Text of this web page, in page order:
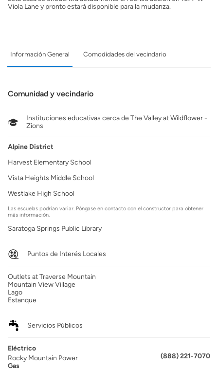
Viola Lane y pronto estará disponible para la mudanza.
Información General Comodidades del vecindario
Comunidad y vecindario
Instituciones educativas cerca de The Valley at Wildflower -
Zions
Alpine District
Harvest Elementary School
Vista Heights Middle School
Westlake High School
Las escuelas podrían variar. Póngase en contacto con el constructor para obtener
más información.
Saratoga Springs Public Library
Puntos de Interés Locales
Outlets at Traverse Mountain
Mountain View Village
Lago
Estanque
Servicios Públicos
Eléctrico
Rocky Mountain Power
(888) 221-7070
Gas